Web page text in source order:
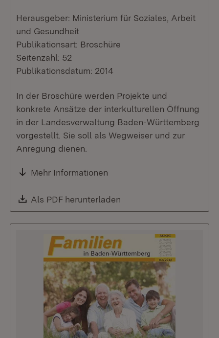
Herausgeber: Ministerium für Soziales, Arbeit
und Gesundheit
Publikationsart: Broschüre
Seitenzahl: 52
Publikationsdatum: 2014
In der Broschüre werden Projekte und
konkrete Ansätze der interkulturellen Öffnung
in der Landesverwaltung Baden-Württemberg
vorgestellt. Sie soll als Wegweiser und zur
Anregung dienen.
Mehr Informationen
Download:
Als PDF herunterladen